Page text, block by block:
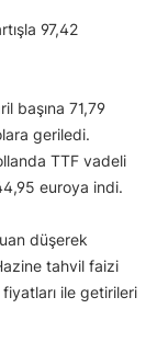
97,42
başına 71,79
geriledi.
TTF vadeli
euroya indi.
düşerek
tahvil faizi
ile getirileri